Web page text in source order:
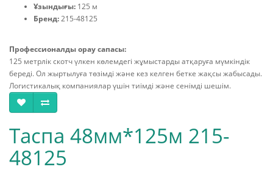
Ұзындығы: 125 м
Бренд:215-48125
Профессионалды орау сапасы:
125 метрлік скотч үлкен көлемдегі жұмыстарды атқаруға мүмкіндік
береді. Ол жыртылуға төзімді және кез келген бетке жақсы жабысады.
Логистикалық компаниялар үшін тиімді және сенімді шешім.
Таспа 48мм*125м 215-
48125